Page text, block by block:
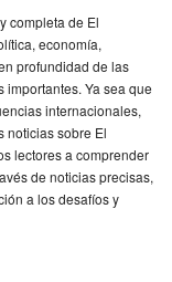
completa de El
economía,
profundidad de las
Ya sea que
internacionales,
noticias sobre El
lectores a comprender
de noticias precisas,
a los desafíos y